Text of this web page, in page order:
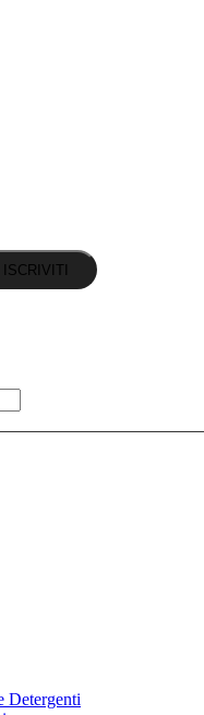
ISCRIVITI
Detergenti